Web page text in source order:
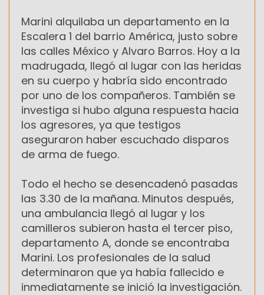
Marini alquilaba un departamento en la
Escalera 1 del barrio América, justo sobre
las calles México y Alvaro Barros. Hoy a la
madrugada, llegó al lugar con las heridas
en su cuerpo y habría sido encontrado
por uno de los compañeros. También se
investiga si hubo alguna respuesta hacia
los agresores, ya que testigos
aseguraron haber escuchado disparos
de arma de fuego.
Todo el hecho se desencadenó pasadas
las 3.30 de la mañana. Minutos después,
una ambulancia llegó al lugar y los
camilleros subieron hasta el tercer piso,
departamento A, donde se encontraba
Marini. Los profesionales de la salud
determinaron que ya había fallecido e
inmediatamente se inició la investigación.